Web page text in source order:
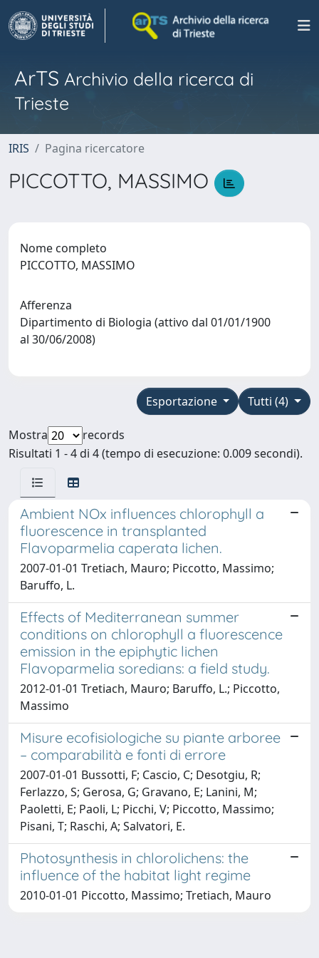
ArTS Archivio della ricerca di
Trieste
IRIS Pagina ricercatore
PICCOTTO, MASSIMO
Nome completo
PICCOTTO, MASSIMO
Afferenza
Dipartimento di Biologia (attivo dal 01/01/1900
al 30/06/2008)
Tutti (4)
Esportazione
Mostra
records
Risultati 1 - 4 di 4 (tempo di esecuzione: 0.009 secondi).
Ambient NOx influences chlorophyll a
fluorescence in transplanted
Flavoparmelia caperata lichen.
2007-01-01 Tretiach, Mauro; Piccotto, Massimo;
Baruffo, L.
Effects of Mediterranean summer
conditions on chlorophyll a fluorescence
emission in the epiphytic lichen
Flavoparmelia soredians: a field study.
2012-01-01 Tretiach, Mauro; Baruffo, L.; Piccotto,
Massimo
Misure ecofisiologiche su piante arboree
– comparabilità e fonti di errore
2007-01-01 Bussotti, F; Cascio, C; Desotgiu, R;
Ferlazzo, S; Gerosa, G; Gravano, E; Lanini, M;
Paoletti, E; Paoli, L; Picchi, V; Piccotto, Massimo;
Pisani, T; Raschi, A; Salvatori, E.
Photosynthesis in chlorolichens: the
influence of the habitat light regime
2010-01-01 Piccotto, Massimo; Tretiach, Mauro